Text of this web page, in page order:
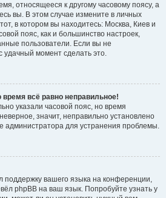
относящееся к другому часовому поясу, а
вы. В этом случае измените в личных
в котором вы находитесь: Москва, Киев и
пояс, как и большинство настроек,
пользователи. Если вы не
удачный момент сделать это.
всё равно неправильное!
указали часовой пояс, но время
значит, неправильно установлено
администратора для устранения проблемы.
поддержку вашего языка на конференции,
phpBB на ваш язык. Попробуйте узнать у